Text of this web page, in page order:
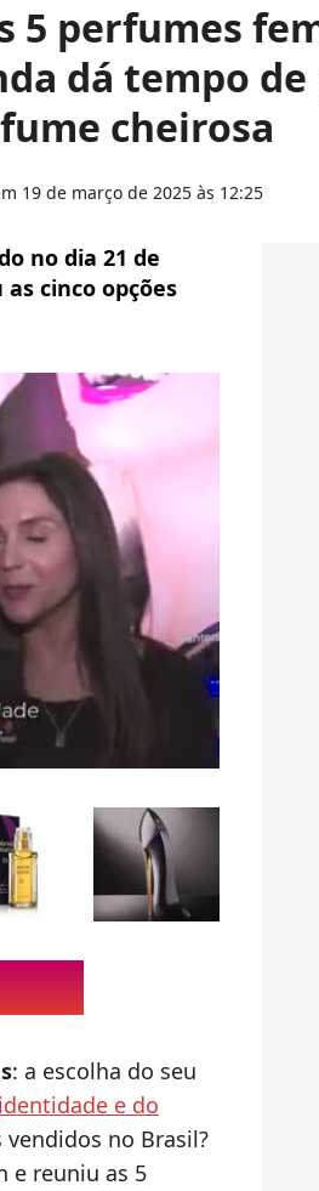
5 perfumes
dá tempo
cheirosa
19 de março de 2025 às 12:25
no dia 21 de
cinco opções
: a escolha do seu
e do
no Brasil?
e reuniu as 5